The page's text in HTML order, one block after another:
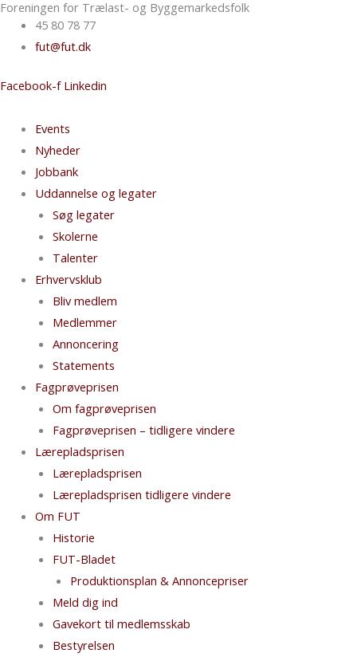
Gå
indholdet
Foreningen for Trælast- og Byggemarkedsfolk
45 80 78 77
fut@fut.dk
Facebook-f Linkedin
Events
Nyheder
Jobbank
Uddannelse og legater
Søg legater
Skolerne
Talenter
Erhvervsklub
Bliv medlem
Medlemmer
Annoncering
Statements
Fagprøveprisen
Om fagprøveprisen
Fagprøveprisen – tidligere vindere
Lærepladsprisen
Lærepladsprisen
Lærepladsprisen tidligere vindere
Om FUT
Historie
FUT-Bladet
Produktionsplan & Annoncepriser
Meld dig ind
Gavekort til medlemsskab
Bestyrelsen
Nyhedsarkiv